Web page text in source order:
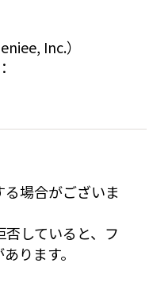
Inc.）
場合がございま
していると、フ
ります。